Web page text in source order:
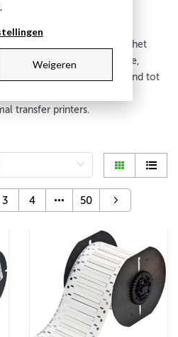
Weigeren
omhulsels die na het
krimpen voor een strakke,
2:1 en 3:1, bestand tot
transfer printers.
3 4 50